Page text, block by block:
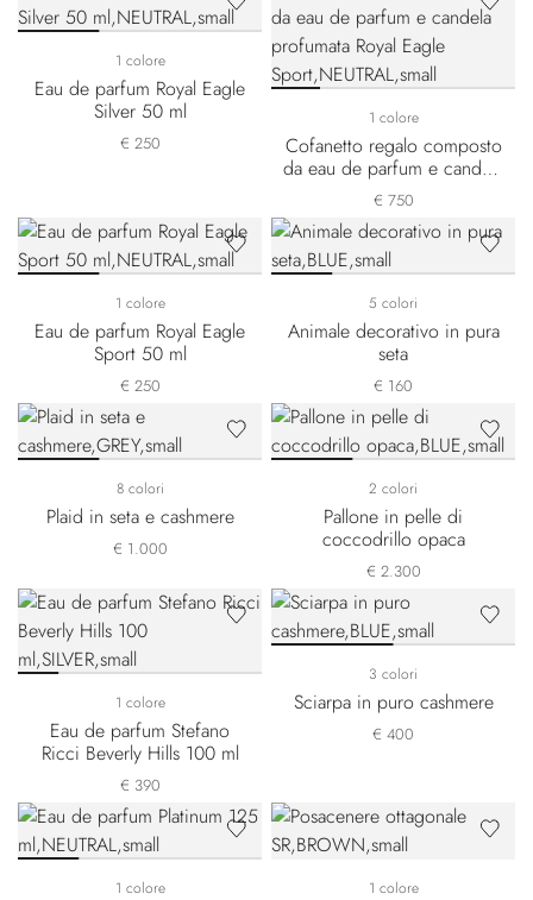
1 colore
Eau de parfum Royal Eagle
Silver 50 ml
€ 250
1 colore
Cofanetto regalo composto
da eau de parfum e candela
profumata Royal Eagle
Sport
€ 750
1 colore
Eau de parfum Royal Eagle
Sport 50 ml
€ 250
5 colori
Animale decorativo in pura
seta
€ 160
8 colori
Plaid in seta e cashmere
€ 1.000
2 colori
Pallone in pelle di
coccodrillo opaca
€ 2.300
1 colore
Eau de parfum Stefano
Ricci Beverly Hills 100 ml
€ 390
3 colori
Sciarpa in puro cashmere
€ 400
1 colore 1 colore